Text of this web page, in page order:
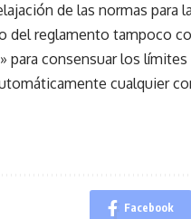
de las normas para
del reglamento tampoco
para consensuar los
cualquier
Facebook